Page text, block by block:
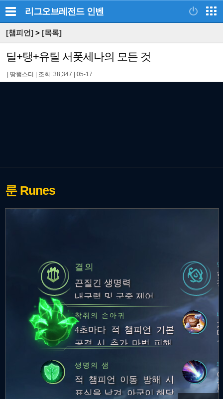
리그오브레전드 인벤
[챔피언] > [목록]
딜+탱+유틸 서폿세나의 모든 것
땅햄스터 조회: 38,347 05-17
룬 Runes
결의
끈질긴 생명력
내구력 및 군중 제어
착취의 손아귀
4초마다 적 챔피언 기본
공격 시 추가 마법 피해,
가
생명의 샘
적 챔피언 이동 방해 시
표식을 남겨, 아군이 해당